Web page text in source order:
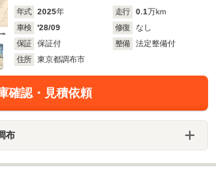
年式 2025年 走行 0.1万km
車検
'28/09 修復
なし
保証
保証付 整備
法定整備付
住所
東京都調布市
確認・見積依頼
布